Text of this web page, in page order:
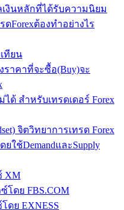
เงินหลักที่ได้รับความนิยม
Forexต้องทำอย่างไร
ทียน
ราคาที่จะซื้อ(Buy)จะ
ด้ สำหรับเทรดเดอร์ Forex
จิตวิทยาการเทรด Forex
ใช้DemandและSupply
XM
โดย FBS.COM
ดย EXNESS